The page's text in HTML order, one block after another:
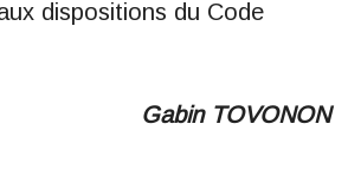
dispositions du Code
Gabin TOVONON